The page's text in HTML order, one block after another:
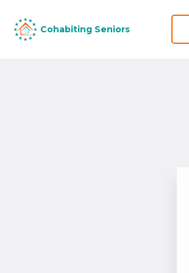
Cohabiting Seniors
Cohabiting Seniors